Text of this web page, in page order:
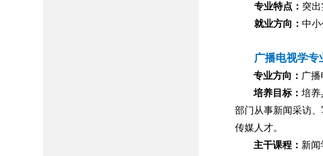
专业特点： 突
就业方向： 中小
广播电视学专
专业方向： 广
培养目标： 培养
部门从事新闻采访
传媒人才。
主干课程： 新闻